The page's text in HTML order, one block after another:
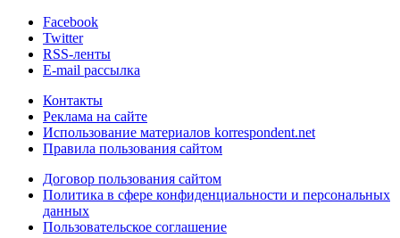
Facebook
Twitter
RSS-ленты
E-mail рассылка
Контакты
Реклама на сайте
Использование материалов korrespondent.net
Правила пользования сайтом
Договор пользования сайтом
Политика в сфере конфиденциальности и персональных
данных
Пользовательское соглашение